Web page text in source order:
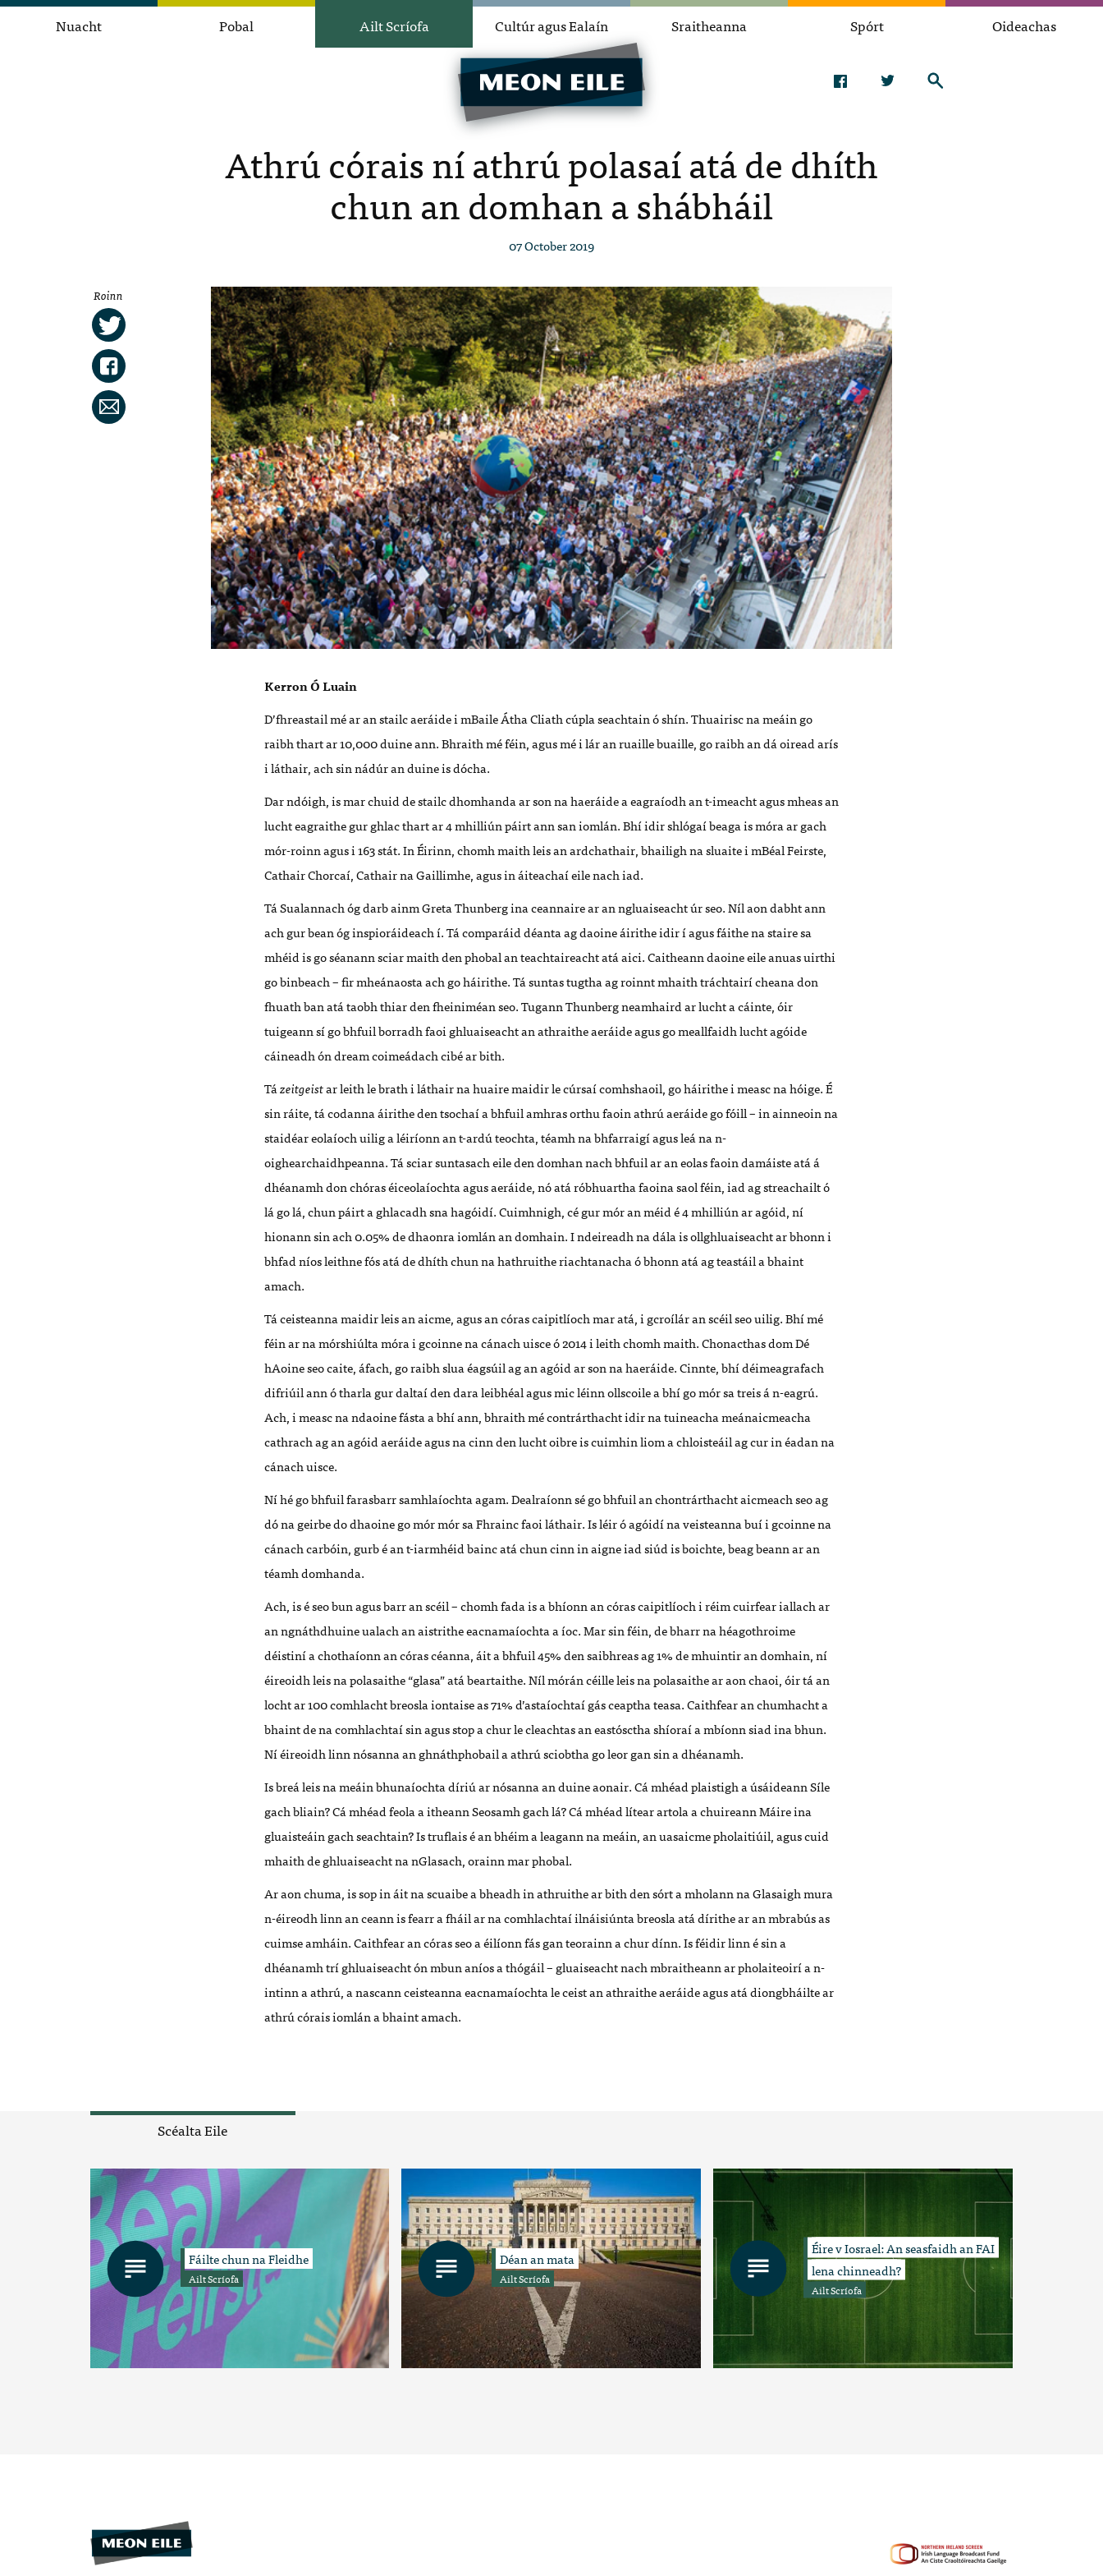
Nuacht Pobal Ailt Scríofa Cultúr agus Ealaín Sraitheanna Spórt Oideachas
Athrú córais ní athrú polasaí atá de dhíth
chun an domhan a shábháil
07 October 2019
Roinn
Kerron Ó Luain
D’fhreastail mé ar an stailc aeráide i mBaile Átha Cliath cúpla seachtain ó shín. Thuairisc na meáin go
raibh thart ar 10,000 duine ann. Bhraith mé féin, agus mé i lár an ruaille buaille, go raibh an dá oiread arís
i láthair, ach sin nádúr an duine is dócha.
Dar ndóigh, is mar chuid de stailc dhomhanda ar son na haeráide a eagraíodh an t-imeacht agus mheas an
lucht eagraithe gur ghlac thart ar 4 mhilliún páirt ann san iomlán. Bhí idir shlógaí beaga is móra ar gach
mór-roinn agus i 163 stát. In Éirinn, chomh maith leis an ardchathair, bhailigh na sluaite i mBéal Feirste,
Cathair Chorcaí, Cathair na Gaillimhe, agus in áiteachaí eile nach iad.
Tá Sualannach óg darb ainm Greta Thunberg ina ceannaire ar an ngluaiseacht úr seo. Níl aon dabht ann
ach gur bean óg inspioráideach í. Tá comparáid déanta ag daoine áirithe idir í agus fáithe na staire sa
mhéid is go séanann sciar maith den phobal an teachtaireacht atá aici. Caitheann daoine eile anuas uirthi
go binbeach – fir mheánaosta ach go háirithe. Tá suntas tugtha ag roinnt mhaith tráchtairí cheana don
fhuath ban atá taobh thiar den fheiniméan seo. Tugann Thunberg neamhaird ar lucht a cáinte, óir
tuigeann sí go bhfuil borradh faoi ghluaiseacht an athraithe aeráide agus go meallfaidh lucht agóide
cáineadh ón dream coimeádach cibé ar bith.
Tázeitgeistar leith le brath i láthair na huaire maidir le cúrsaí comhshaoil, go háirithe i measc na hóige. É
sin ráite, tá codanna áirithe den tsochaí a bhfuil amhras orthu faoin athrú aeráide go fóill – in ainneoin na
staidéar eolaíoch uilig a léiríonn an t-ardú teochta, téamh na bhfarraigí agus leá na n-
oighearchaidhpeanna. Tá sciar suntasach eile den domhan nach bhfuil ar an eolas faoin damáiste atá á
dhéanamh don chóras éiceolaíochta agus aeráide, nó atá róbhuartha faoina saol féin, iad ag streachailt ó
lá go lá, chun páirt a ghlacadh sna hagóidí. Cuimhnigh, cé gur mór an méid é 4 mhilliún ar agóid, ní
hionann sin ach 0.05% de dhaonra iomlán an domhain. I ndeireadh na dála is ollghluaiseacht ar bhonn i
bhfad níos leithne fós atá de dhíth chun na hathruithe riachtanacha ó bhonn atá ag teastáil a bhaint
amach.
Tá ceisteanna maidir leis an aicme, agus an córas caipitlíoch mar atá, i gcroílár an scéil seo uilig. Bhí mé
féin ar na mórshiúlta móra i gcoinne na cánach uisce ó 2014 i leith chomh maith. Chonacthas dom Dé
hAoine seo caite, áfach, go raibh slua éagsúil ag an agóid ar son na haeráide. Cinnte, bhí déimeagrafach
difriúil ann ó tharla gur daltaí den dara leibhéal agus mic léinn ollscoile a bhí go mór sa treis á n-eagrú.
Ach, i measc na ndaoine fásta a bhí ann, bhraith mé contrárthacht idir na tuineacha meánaicmeacha
cathrach ag an agóid aeráide agus na cinn den lucht oibre is cuimhin liom a chloisteáil ag cur in éadan na
cánach uisce.
Ní hé go bhfuil farasbarr samhlaíochta agam. Dealraíonn sé go bhfuil an chontrárthacht aicmeach seo ag
dó na geirbe do dhaoine go mór mór sa Fhrainc faoi láthair. Is léir ó agóidí na veisteanna buí i gcoinne na
cánach carbóin, gurb é an t-iarmhéid bainc atá chun cinn in aigne iad siúd is boichte, beag beann ar an
téamh domhanda.
Ach, is é seo bun agus barr an scéil – chomh fada is a bhíonn an córas caipitlíoch i réim cuirfear iallach ar
an ngnáthdhuine ualach an aistrithe eacnamaíochta a íoc. Mar sin féin, de bharr na héagothroime
déistiní a chothaíonn an córas céanna, áit a bhfuil 45% den saibhreas ag 1% de mhuintir an domhain, ní
éireoidh leis na polasaithe “glasa” atá beartaithe. Níl mórán céille leis na polasaithe ar aon chaoi, óir tá an
locht ar 100 comhlacht breosla iontaise as 71% d’astaíochtaí gás ceaptha teasa. Caithfear an chumhacht a
bhaint de na comhlachtaí sin agus stop a chur le cleachtas an eastósctha shíoraí a mbíonn siad ina bhun.
Ní éireoidh linn nósanna an ghnáthphobail a athrú sciobtha go leor gan sin a dhéanamh.
Is breá leis na meáin bhunaíochta díriú ar nósanna an duine aonair. Cá mhéad plaistigh a úsáideann Síle
gach bliain? Cá mhéad feola a itheann Seosamh gach lá? Cá mhéad lítear artola a chuireann Máire ina
gluaisteáin gach seachtain? Is truflais é an bhéim a leagann na meáin, an uasaicme pholaitiúil, agus cuid
mhaith de ghluaiseacht na nGlasach, orainn mar phobal.
Ar aon chuma, is sop in áit na scuaibe a bheadh in athruithe ar bith den sórt a mholann na Glasaigh mura
n-éireodh linn an ceann is fearr a fháil ar na comhlachtaí ilnáisiúnta breosla atá dírithe ar an mbrabús as
cuimse amháin. Caithfear an córas seo a éilíonn fás gan teorainn a chur dínn. Is féidir linn é sin a
dhéanamh trí ghluaiseacht ón mbun aníos a thógáil – gluaiseacht nach mbraitheann ar pholaiteoirí a n-
intinn a athrú, a nascann ceisteanna eacnamaíochta le ceist an athraithe aeráide agus atá diongbháilte ar
athrú córais iomlán a bhaint amach.
Scéalta Eile
Fáilte chun na Fleidhe
Ailt Scríofa
Déan an mata
Ailt Scríofa
Éire v Iosrael: An seasfaidh an FAI
lena chinneadh?
Ailt Scríofa